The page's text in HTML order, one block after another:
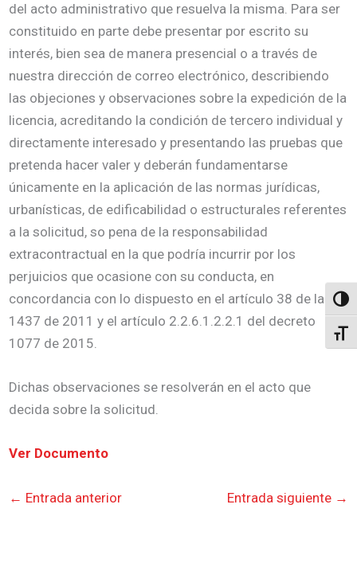
del acto administrativo que resuelva la misma. Para ser
constituido en parte debe presentar por escrito su
interés, bien sea de manera presencial o a través de
nuestra dirección de correo electrónico, describiendo
las objeciones y observaciones sobre la expedición de la
licencia, acreditando la condición de tercero individual y
directamente interesado y presentando las pruebas que
pretenda hacer valer y deberán fundamentarse
únicamente en la aplicación de las normas jurídicas,
urbanísticas, de edificabilidad o estructurales referentes
a la solicitud, so pena de la responsabilidad
extracontractual en la que podría incurrir por los
perjuicios que ocasione con su conducta, en
concordancia con lo dispuesto en el artículo 38 de la ley
1437 de 2011 y el artículo 2.2.6.1.2.2.1 del decreto
1077 de 2015.
Dichas observaciones se resolverán en el acto que
decida sobre la solicitud.
Ver Documento
← Entrada anterior Entrada siguiente →